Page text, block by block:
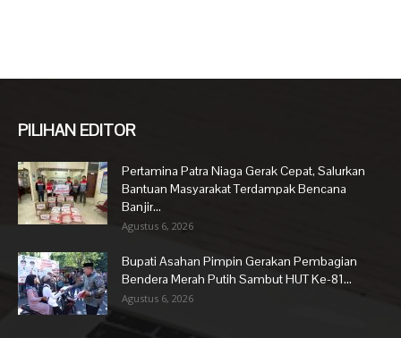
PILIHAN EDITOR
Pertamina Patra Niaga Gerak Cepat, Salurkan
Bantuan Masyarakat Terdampak Bencana
Banjir...
Agustus 6, 2026
Bupati Asahan Pimpin Gerakan Pembagian
Bendera Merah Putih Sambut HUT Ke-81...
Agustus 6, 2026